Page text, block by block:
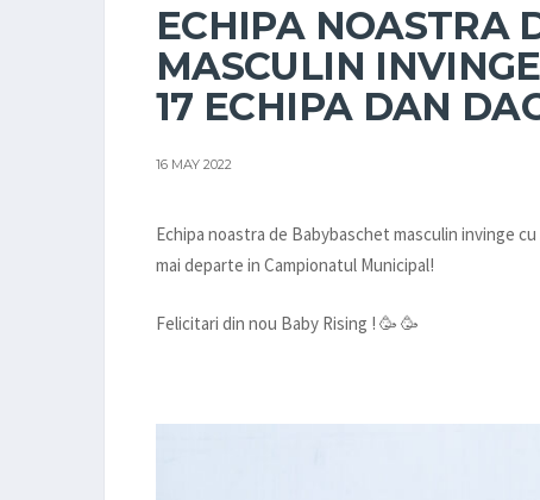
ECHIPA NOASTRA
MASCULIN
17 ECHIPA DAN
16 MAY 2022
Echipa noastra de Babybaschet masculin invinge
mai departe in Campionatul Municipal!
Felicitari din nou Baby Rising ! 🥳 🥳